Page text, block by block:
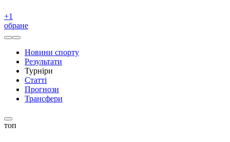
+1
обране
Новини спорту
Результати
Турніри
Статті
Прогнози
Трансфери
топ